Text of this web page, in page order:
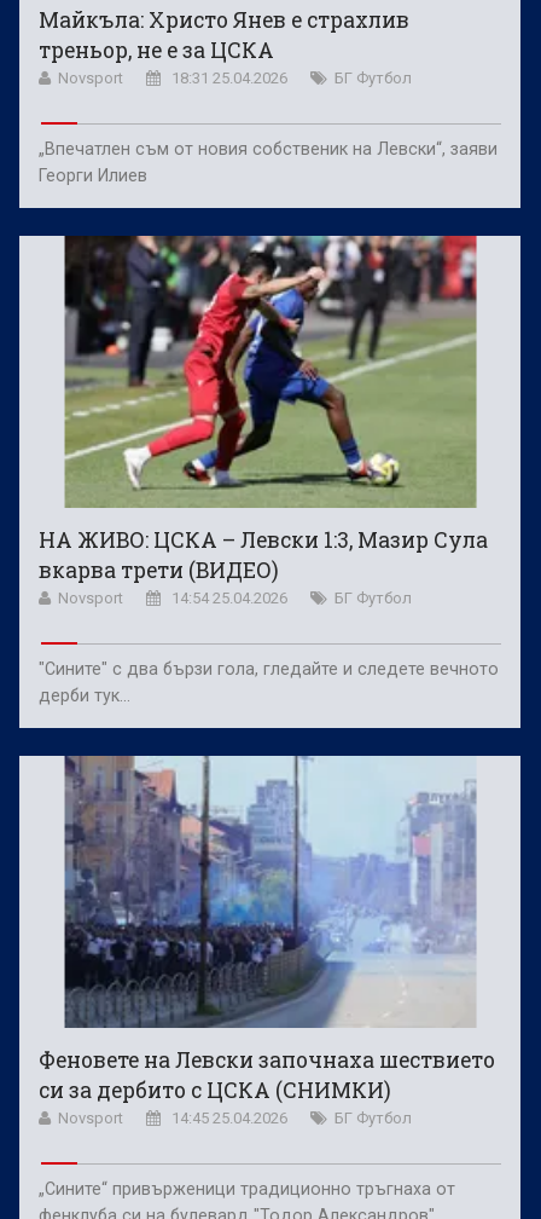
Майкъла: Христо Янев е страхлив
треньор, не е за ЦСКА
Novsport 18:31 25.04.2026 БГ Футбол
„Впечатлен съм от новия собственик на Левски“, заяви
Георги Илиев
НА ЖИВО: ЦСКА – Левски 1:3, Мазир Сула
вкарва трети (ВИДЕО)
Novsport 14:54 25.04.2026 БГ Футбол
"Сините" с два бързи гола, гледайте и следете вечното
дерби тук…
Феновете на Левски започнаха шествието
си за дербито с ЦСКА (СНИМКИ)
Novsport 14:45 25.04.2026 БГ Футбол
„Сините“ привърженици традиционно тръгнаха от